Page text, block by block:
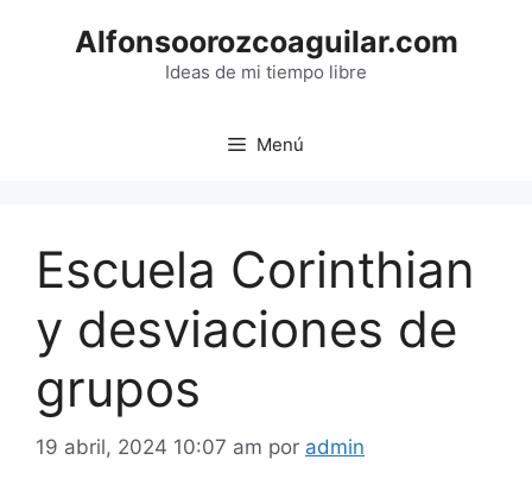
Alfonsoorozcoaguilar.com
Ideas de mi tiempo libre
Menú
Escuela Corinthian
y desviaciones de
grupos
19 abril, 2024 10:07 am por admin